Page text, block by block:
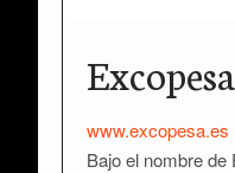
Excopesa
www.excopesa.es
Bajo el nombre